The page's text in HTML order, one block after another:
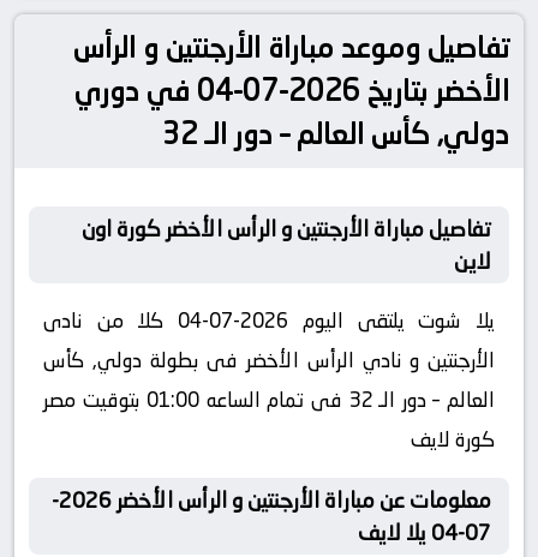
تفاصيل وموعد مباراة الأرجنتين و الرأس
الأخضر بتاريخ 2026-07-04 في دوري
دولي, كأس العالم – دور الـ 32
تفاصيل مباراة الأرجنتين و الرأس الأخضر كورة اون
لاين
يلا شوت يلتقى اليوم 2026-07-04 كلا من نادى
الأرجنتين و نادي الرأس الأخضر فى بطولة دولي, كأس
العالم – دور الـ 32 فى تمام الساعه 01:00 بتوقيت مصر
كورة لايف
معلومات عن مباراة الأرجنتين و الرأس الأخضر 2026-
07-04 يلا لايف